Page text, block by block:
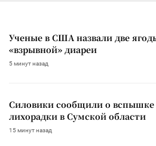
Ученые в США назвали две
«взрывной» диареи
5 минут назад
Силовики сообщили о вспышке
лихорадки в Сумской области
15 минут назад